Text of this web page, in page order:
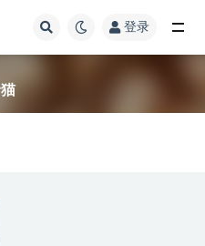
登录